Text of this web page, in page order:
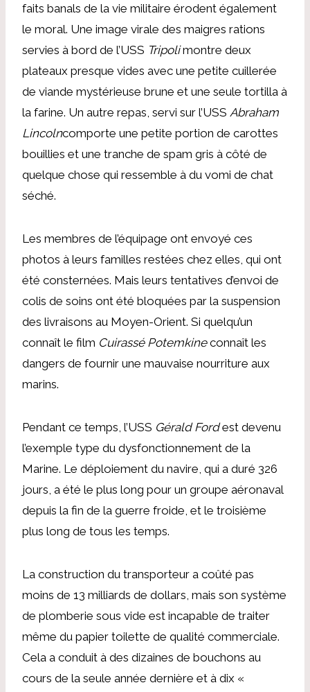
faits banals de la vie militaire érodent également
le moral. Une image virale des maigres rations
servies à bord de l’USS Tripolimontre deux
plateaux presque vides avec une petite cuillerée
de viande mystérieuse brune et une seule tortilla à
la farine. Un autre repas, servi sur l’USS Abraham
Lincolncomporte une petite portion de carottes
bouillies et une tranche de spam gris à côté de
quelque chose qui ressemble à du vomi de chat
séché.
Les membres de l’équipage ont envoyé ces
photos à leurs familles restées chez elles, qui ont
été consternées. Mais leurs tentatives d’envoi de
colis de soins ont été bloquées par la suspension
des livraisons au Moyen-Orient. Si quelqu’un
connaît le film Cuirassé Potemkineconnaît les
dangers de fournir une mauvaise nourriture aux
marins.
Pendant ce temps, l’USS Gérald Fordest devenu
l’exemple type du dysfonctionnement de la
Marine. Le déploiement du navire, qui a duré 326
jours, a été le plus long pour un groupe aéronaval
depuis la fin de la guerre froide, et le troisième
plus long de tous les temps.
La construction du transporteur a coûté pas
moins de 13 milliards de dollars, mais son système
de plomberie sous vide est incapable de traiter
même du papier toilette de qualité commerciale.
Cela a conduit à des dizaines de bouchons au
cours de la seule année dernière et à dix «